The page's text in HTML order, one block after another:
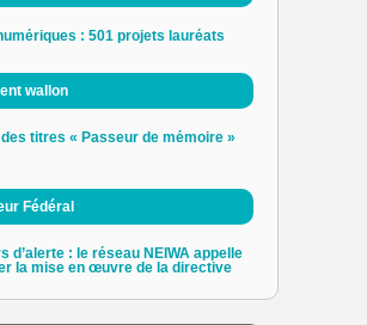
: 501 projets lauréats
wallon
titres « Passeur de mémoire »
Fédéral
d’alerte : le réseau NEIWA appelle
la mise en œuvre de la directive